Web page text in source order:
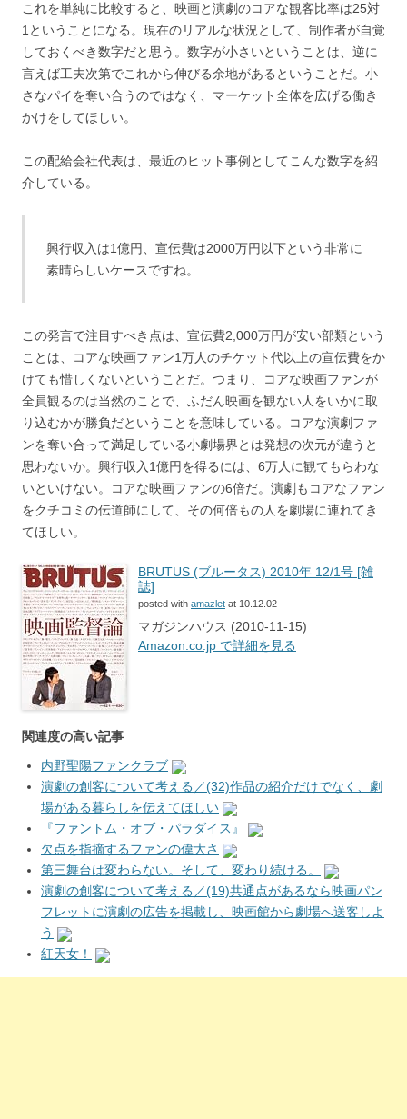
これを単純に比較すると、映画と演劇のコアな観客比率は25対
1ということになる。現在のリアルな状況として、制作者が自覚
しておくべき数字だと思う。数字が小さいということは、逆に
言えば工夫次第でこれから伸びる余地があるということだ。小
さなパイを奪い合うのではなく、マーケット全体を広げる働き
かけをしてほしい。
この配給会社代表は、最近のヒット事例としてこんな数字を紹
介している。
興行収入は1億円、宣伝費は2000万円以下という非常に
素晴らしいケースですね。
この発言で注目すべき点は、宣伝費2,000万円が安い部類という
ことは、コアな映画ファン1万人のチケット代以上の宣伝費をか
けても惜しくないということだ。つまり、コアな映画ファンが
全員観るのは当然のことで、ふだん映画を観ない人をいかに取
り込むかが勝負だということを意味している。コアな演劇ファ
ンを奪い合って満足している小劇場界とは発想の次元が違うと
思わないか。興行収入1億円を得るには、6万人に観てもらわな
いといけない。コアな映画ファンの6倍だ。演劇もコアなファン
をクチコミの伝道師にして、その何倍もの人を劇場に連れてき
てほしい。
BRUTUS (ブルータス) 2010年 12/1号 [雑
誌]
posted with amazlet at 10.12.02
マガジンハウス (2010-11-15)
Amazon.co.jp で詳細を見る
関連度の高い記事
内野聖陽ファンクラブ
演劇の創客について考える／(32)作品の紹介だけでなく、劇
場がある暮らしを伝えてほしい
『ファントム・オブ・パラダイス』
欠点を指摘するファンの偉大さ
第三舞台は変わらない。そして、変わり続ける。
演劇の創客について考える／(19)共通点があるなら映画パン
フレットに演劇の広告を掲載し、映画館から劇場へ送客しよ
う
紅天女！